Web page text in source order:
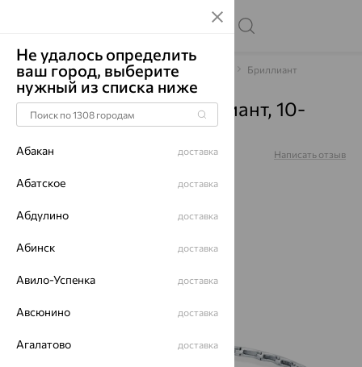
Главная Каталог Браслеты декоративные Бриллиант
Браслет, золото, бриллиант, 10-
220348-00-48
Артикул: Написать отзыв
Не удалось определить
ваш город, выберите
нужный из списка ниже
Абакан доставка
Абатское доставка
Абдулино доставка
Абинск доставка
Авило-Успенка доставка
Авсюнино доставка
Агалатово доставка